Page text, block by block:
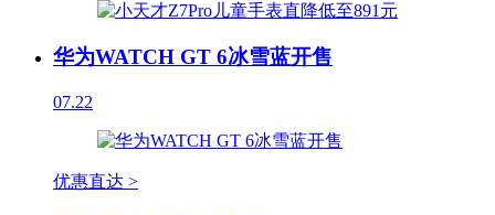
华为WATCH GT 6冰雪蓝开售
07.22
优惠直达 >